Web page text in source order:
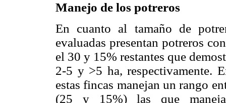
Manejo de los potreros
En cuanto al tamaño de
evaluadas presentan potreros
el 30 y 15% restantes que
2-5 y >5 ha, respectivamente.
estas fincas manejan un rango
(25 y 15%) las que